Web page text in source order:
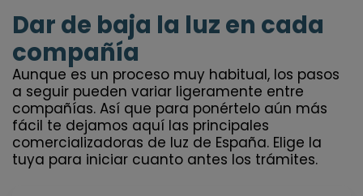
Dar de baja la luz en cada
compañía
Aunque es un proceso muy habitual, los pasos
a seguir pueden variar ligeramente entre
compañías. Así que para ponértelo aún más
fácil te dejamos aquí las principales
comercializadoras de luz de España. Elige la
tuya para iniciar cuanto antes los trámites.